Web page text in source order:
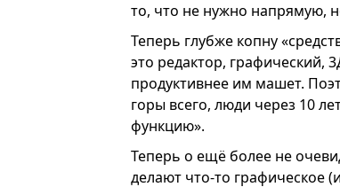
то, что не нужно напрямую,
Теперь глубже копну
это редактор, графический,
продуктивнее им машет.
горы всего, люди через 10
функцию».
Теперь о ещё более не
делают что-то графическое